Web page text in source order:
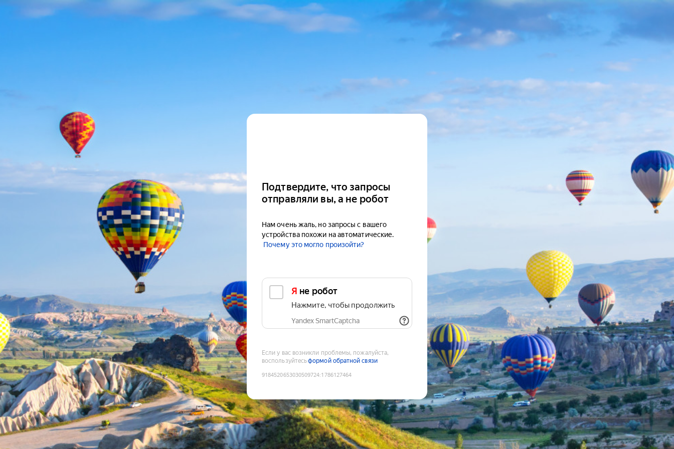
Подтвердите, что запросы
отправляли вы, а не робот
Нам очень жаль, но запросы с вашего
устройства похожи на автоматические.
Почему это могло произойти?
Я не робот
Нажмите, чтобы продолжить
Yandex SmartCaptcha
Если у вас возникли проблемы, пожалуйста,
воспользуйтесьформой обратной связи
9184520653030509724:1786127464